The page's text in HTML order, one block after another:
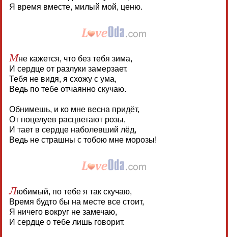
Я время вместе, милый мой, ценю.
Мне кажется, что без тебя зима,
И сердце от разлуки замерзает.
Тебя не видя, я схожу с ума,
Ведь по тебе отчаянно скучаю.
Обнимешь, и ко мне весна придёт,
От поцелуев расцветают розы,
И тает в сердце наболевший лёд,
Ведь не страшны с тобою мне морозы!
Любимый, по тебе я так скучаю,
Время будто бы на месте все стоит,
Я ничего вокруг не замечаю,
И сердце о тебе лишь говорит.